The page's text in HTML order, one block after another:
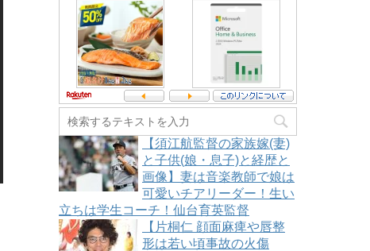
【須江航監督の家族嫁(妻)
と子供(娘・息子)と経歴と
画像】妻は音楽教師で娘は
可愛いチアリーダー！生い
立ちは学生コーチ！仙台育英監督
【片桐仁 顔面麻痺や唇整
形は若い頃事故の火傷